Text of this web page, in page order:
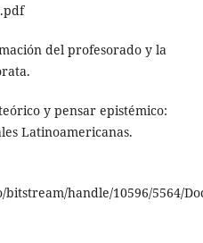
del profesorado y la
y pensar epistémico:
Latinoamericanas.
handle/10596/5564/